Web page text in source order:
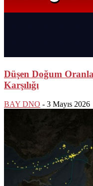
Düşen Doğum
Karşılığı
BAY DNO - 3 Mayıs 2026